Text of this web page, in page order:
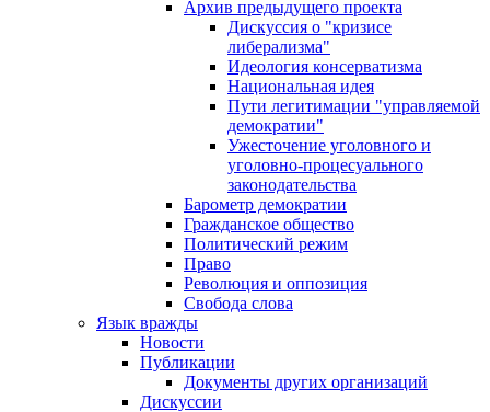
Архив предыдущего проекта
Дискуссия о "кризисе
либерализма"
Идеология консерватизма
Национальная идея
Пути легитимации "управляемой
демократии"
Ужесточение уголовного и
уголовно-процесуального
законодательства
Барометр демократии
Гражданское общество
Политический режим
Право
Революция и оппозиция
Свобода слова
Язык вражды
Новости
Публикации
Документы других организаций
Дискуссии